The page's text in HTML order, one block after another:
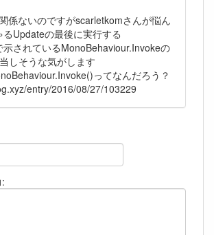
係ないのですがscarletkomさんが悩ん
るUpdateの最後に実行する
示されているMonoBehaviour.Invokeの
しそうな気がします
ってなんだろう？
entry/2016/08/27/103229